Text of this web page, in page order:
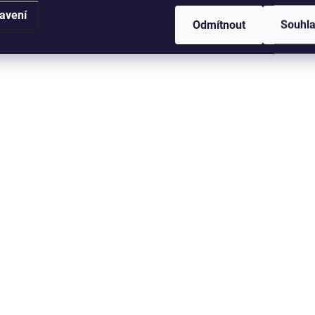
Odmítnout